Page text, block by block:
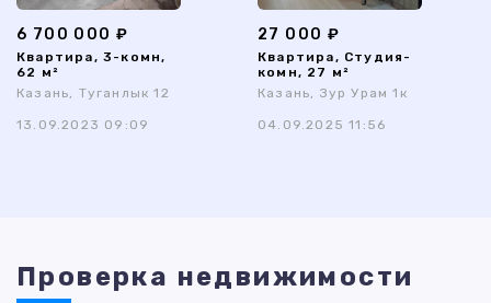
6 700 000 ₽
Квартира, 3-комн,
62 м²
Казань, Туганлык 12
13.09.2023 09:09
27 000 ₽
Квартира, Студия-
комн, 27 м²
Казань, Зур Урам 1к
04.09.2025 11:56
Проверка недвижимости